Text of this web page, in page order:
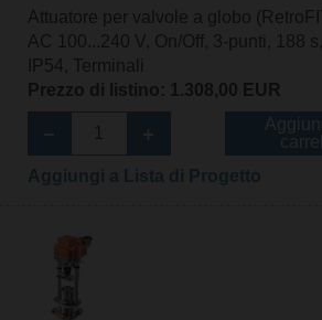
Attuatore per valvole a globo
AC 100...240 V, On/Off, 3-punti, 188
IP54, Terminali
Prezzo di listino: 1.308,00 EUR